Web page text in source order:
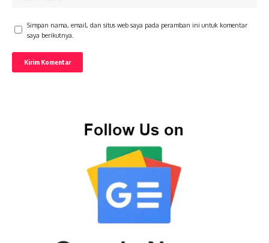
Simpan nama, email, dan situs web saya pada peramban ini untuk komentar
saya berikutnya.